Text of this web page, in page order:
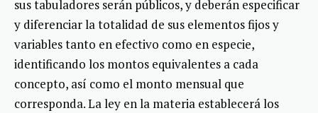
sus tabuladores serán públicos, y deberán especificar
y diferenciar la totalidad de sus elementos fijos y
variables tanto en efectivo como en especie,
identificando los montos equivalentes a cada
concepto, así como el monto mensual que
corresponda. La ley en la materia establecerá los